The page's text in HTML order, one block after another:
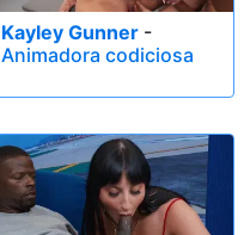
Kayley Gunner -
Animadora codiciosa